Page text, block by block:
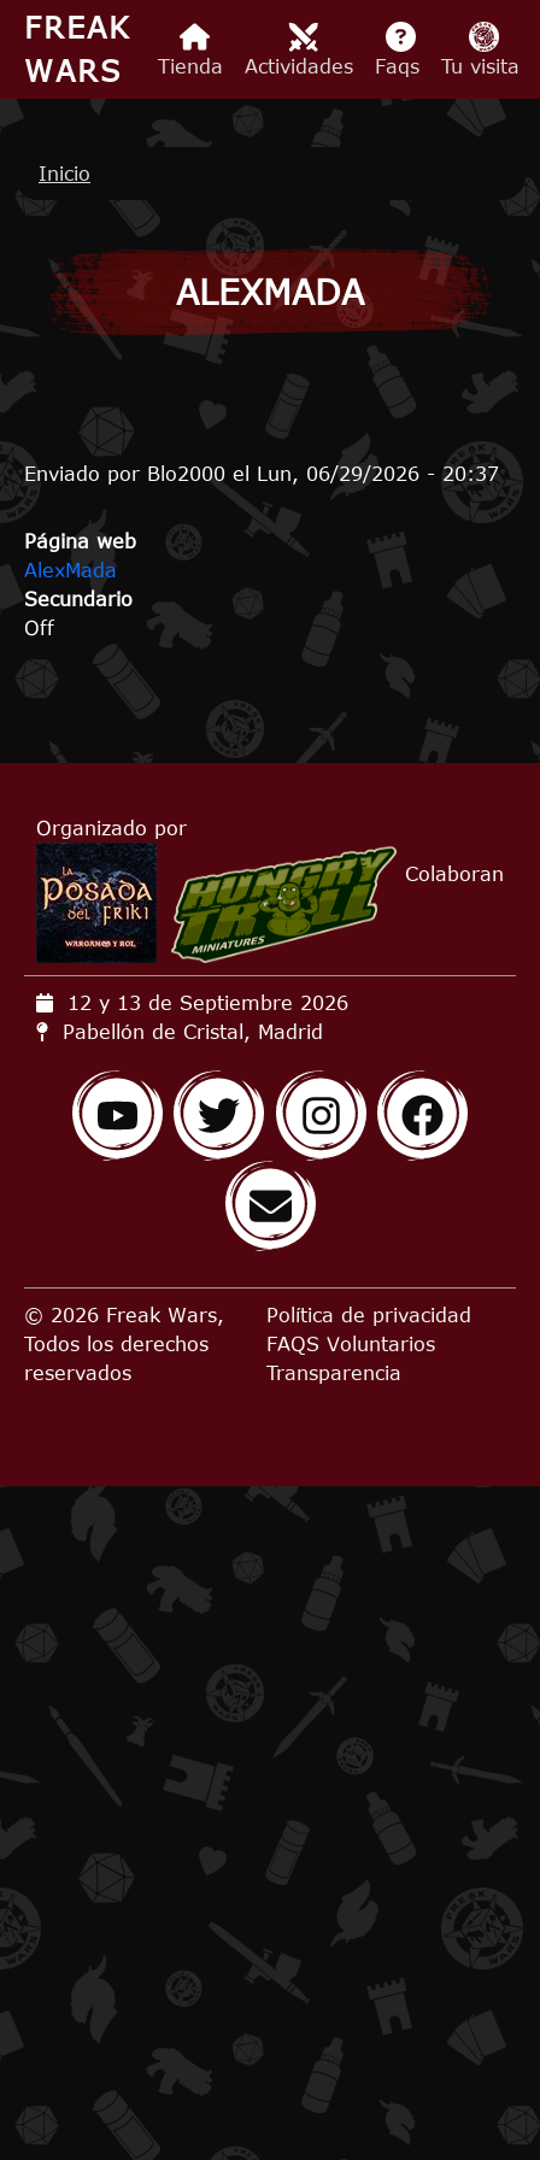
Pasar al contenido principal
FREAK
WARS
Tienda Actividades Faqs Tu visita
Ruta de navegación
Inicio
ALEXMADA
Enviado por Blo2000 el Lun, 06/29/2026 - 20:37
Página web
AlexMada
Secundario
Off
Organizado por
Colaboran
12 y 13 de Septiembre 2026
Pabellón de Cristal, Madrid
© 2026 Freak Wars,
Todos los derechos
reservados
Política de privacidad
FAQS Voluntarios
Transparencia